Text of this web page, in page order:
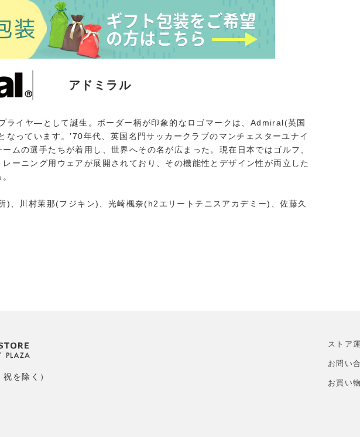
アドミラル
ライヤ―として誕生。ボーダー柄が印象的なロゴマークは、Admiral(英国
なっています。’70年代、英国名門サッカークラブのマンチェスターユナイ
ムの選手たちが着用し、世界へその名が広まった。現在日本ではゴルフ、
ーニング用ウェアが展開されており、その機能性とデザイン性が両立した
)、川村茉那(フジキン)、光崎楓奈(h2エリートテニスアカデミー)、佐藤久
を除く）
ストア
お問い
お買い